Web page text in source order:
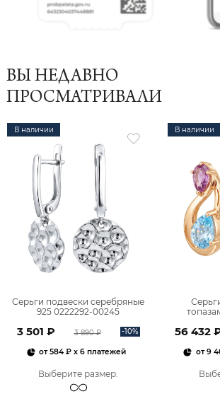
ВЫ НЕДАВНО
ПРОСМАТРИВАЛИ
В наличии
Серьги подвески серебряные
925 0222292-00245
3 501 ₽ 3 890 ₽ -10%
от584 ₽ x 6 платежей
Выберите размер:
В наличии
56 432
от9